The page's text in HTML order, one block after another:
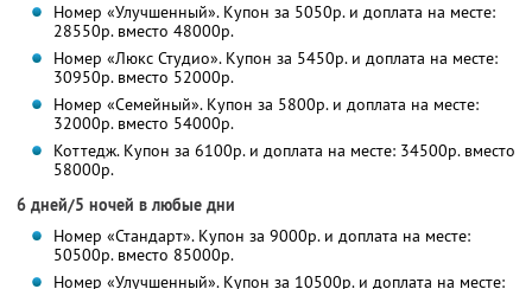
Номер «Улучшенный». Купон за 5050р. и доплата на месте:
28550р. вместо 48000р.
Номер «Люкс Студио». Купон за 5450р. и доплата на месте:
30950р. вместо 52000р.
Номер «Семейный». Купон за 5800р. и доплата на месте:
32000р. вместо 54000р.
Коттедж. Купон за 6100р. и доплата на месте: 34500р. вместо
58000р.
6 дней/5 ночей в любые дни
Номер «Стандарт». Купон за 9000р. и доплата на месте:
50500р. вместо 85000р.
Номер «Улучшенный». Купон за 10500р. и доплата на месте: